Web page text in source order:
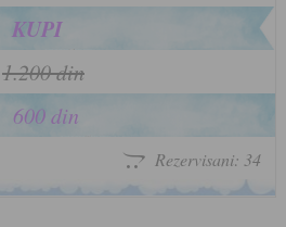
KUPI
1.200 din
600 din
Rezervisani: 34